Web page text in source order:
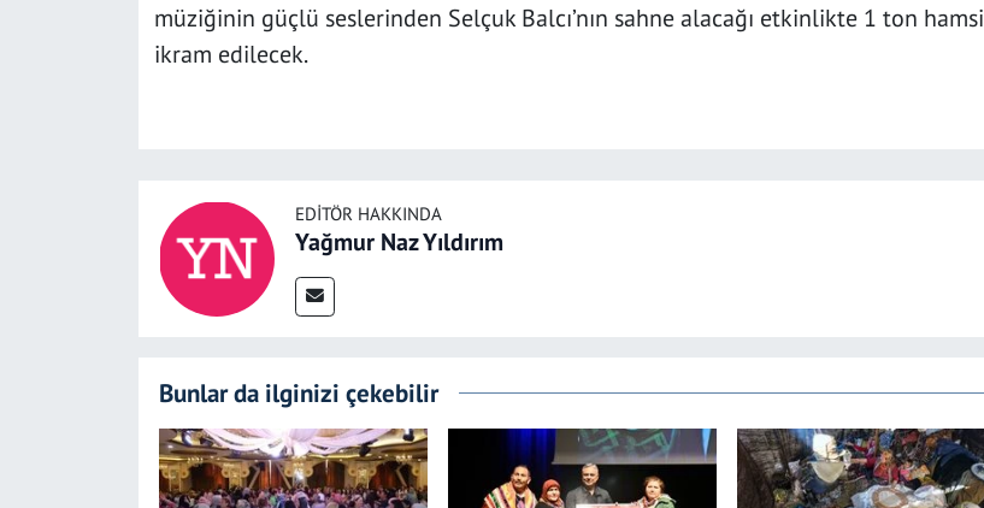
müziğinin güçlü seslerinden Selçuk Balcı’nın sahne alacağı etkinlikte 1 ton hamsi
ikram edilecek.
EDITÖR HAKKINDA
Yağmur Naz Yıldırım
Bunlar da ilginizi çekebilir